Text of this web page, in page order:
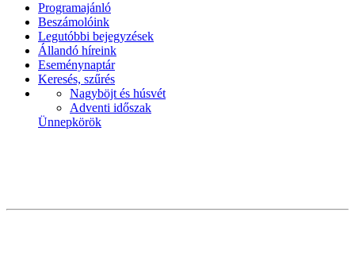
Programajánló
Beszámolóink
Legutóbbi bejegyzések
Állandó híreink
Eseménynaptár
Keresés, szűrés
Nagyböjt és húsvét
Adventi időszak
Ünnepkörök